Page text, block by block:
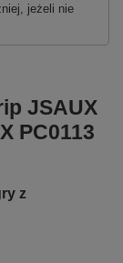
jeżeli nie
JSAUX
PC0113
z